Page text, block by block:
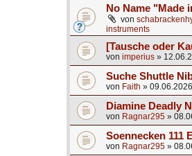
No Name "Made
von
instruments
[Tausche oder
von imperius »
Suche Shuttle
von Faith »
Diamine Deadly
von Ragnar295 »
Soennecken 111
von Ragnar295 »